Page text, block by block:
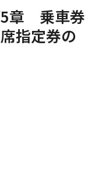
章 乗車券
指定券の